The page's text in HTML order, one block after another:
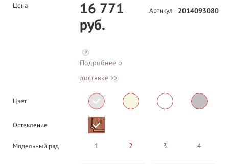
Цена
16 771
руб.
?
Подробнее о
доставке >>
Артикул 2014093080
Цвет
Остекление
Модельный ряд 1 2 3 4